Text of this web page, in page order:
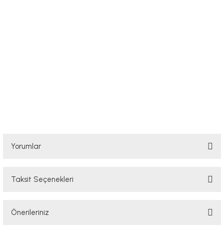
Yorumlar
Taksit Seçenekleri
Önerileriniz